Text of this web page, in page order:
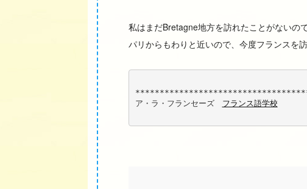
私はまだBretagne地方を訪れたことがないの
パリからもわりと近いので、今度フランスを
ア・ラ・フランセーズ フランス語学校